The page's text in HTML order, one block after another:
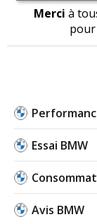
Merci à
pour
Essai BMW
Avis BMW